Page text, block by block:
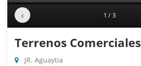
‹ 1 / 3
Terrenos Comerciales
JR. Aguaytia